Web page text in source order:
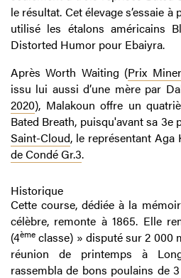
le résultat. Cet élevage s’essaie
utilisé les étalons américains
Distorted Humor pour Ebaiyra.
Après Worth Waiting (Prix
issu lui aussi d’une mère par
2020), Malakoun offre un
Bated Breath, puisqu'avant sa 3e
Saint-Cloud, le représentant Aga
de Condé Gr.3.
Historique
Cette course, dédiée à la
célèbre, remonte à 1865. Elle
(4ème classe) » disputé sur 2 000
réunion de printemps à
rassembla de bons poulains de